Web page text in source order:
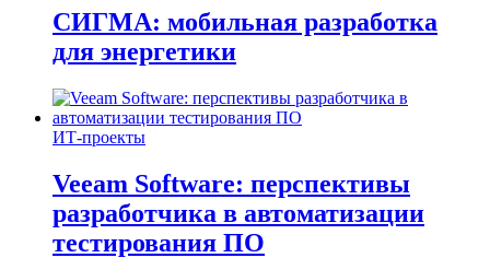
СИГМА: мобильная разработка
для энергетики
ИТ-проекты
Veeam Software: перспективы
разработчика в автоматизации
тестирования ПО